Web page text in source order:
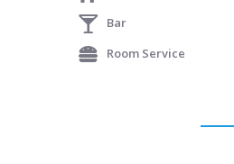
Bar
Room Service